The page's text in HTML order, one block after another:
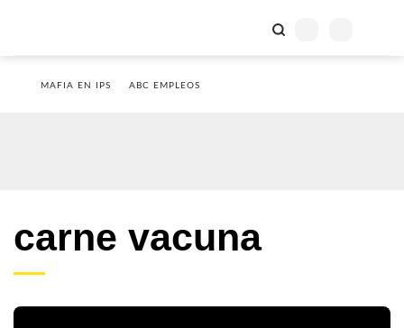
MAFIA EN IPS ABC EMPLEOS
carne vacuna